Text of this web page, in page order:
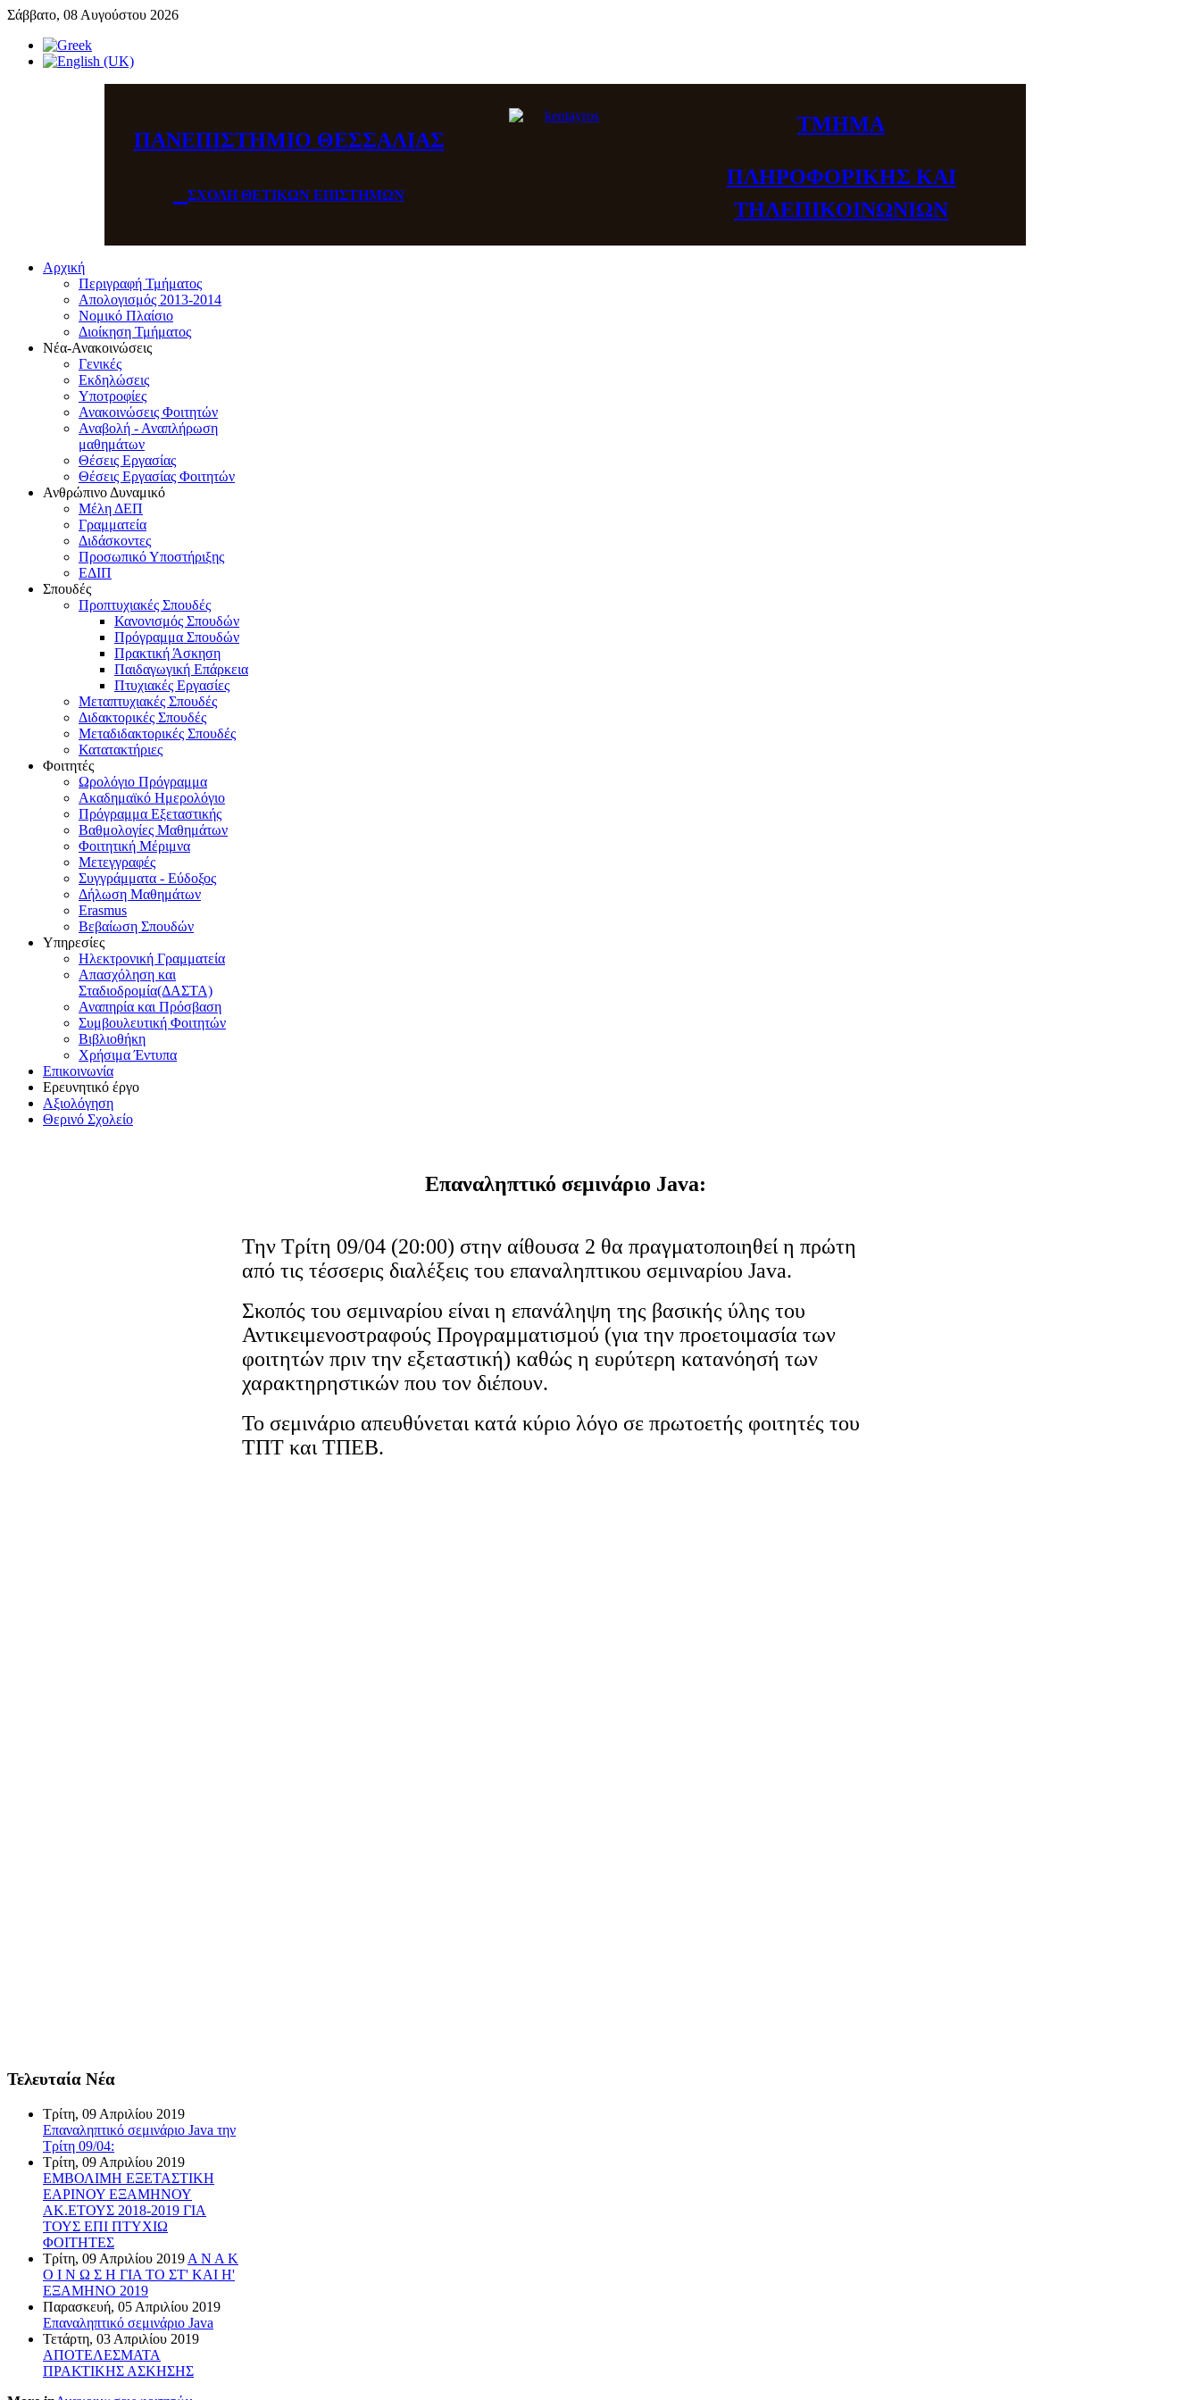
Σάββατο, 08 Αυγούστου 2026
ΠΑΝΕΠΙΣΤΗΜΙΟ ΘΕΣΣΑΛΙΑΣ
ΣΧΟΛΗ ΘΕΤΙΚΩΝ ΕΠΙΣΤΗΜΩΝ
ΤΜΗΜΑ
ΠΛΗΡΟΦΟΡΙΚΗΣ ΚΑΙ
ΤΗΛΕΠΙΚΟΙΝΩΝΙΩΝ
Αρχική
Περιγραφή Τμήματος
Απολογισμός 2013-2014
Νομικό Πλαίσιο
Διοίκηση Τμήματος
Νέα-Ανακοινώσεις
Γενικές
Εκδηλώσεις
Υποτροφίες
Ανακοινώσεις Φοιτητών
Αναβολή - Αναπλήρωση
μαθημάτων
Θέσεις Εργασίας
Θέσεις Εργασίας Φοιτητών
Ανθρώπινο Δυναμικό
Μέλη ΔΕΠ
Γραμματεία
Διδάσκοντες
Προσωπικό Υποστήριξης
ΕΔΙΠ
Σπουδές
Προπτυχιακές Σπουδές
Κανονισμός Σπουδών
Πρόγραμμα Σπουδών
Πρακτική Άσκηση
Παιδαγωγική Επάρκεια
Πτυχιακές Εργασίες
Μεταπτυχιακές Σπουδές
Διδακτορικές Σπουδές
Μεταδιδακτορικές Σπουδές
Κατατακτήριες
Φοιτητές
Ωρολόγιο Πρόγραμμα
Ακαδημαϊκό Ημερολόγιο
Πρόγραμμα Εξεταστικής
Βαθμολογίες Μαθημάτων
Φοιτητική Μέριμνα
Μετεγγραφές
Συγγράμματα - Εύδοξος
Δήλωση Μαθημάτων
Erasmus
Βεβαίωση Σπουδών
Υπηρεσίες
Ηλεκτρονική Γραμματεία
Απασχόληση και
Σταδιοδρομία(ΔΑΣΤΑ)
Αναπηρία και Πρόσβαση
Συμβουλευτική Φοιτητών
Βιβλιοθήκη
Χρήσιμα Έντυπα
Επικοινωνία
Ερευνητικό έργο
Αξιολόγηση
Θερινό Σχολείο
Επαναληπτικό σεμινάριο Java:
Την Τρίτη 09/04 (20:00) στην αίθουσα 2 θα πραγματοποιηθεί η πρώτη
από τις τέσσερις διαλέξεις του επαναληπτικου σεμιναρίου Java.
Σκοπός του σεμιναρίου είναι η επανάληψη της βασικής ύλης του
Αντικειμενοστραφούς Προγραμματισμού (για την προετοιμασία των
φοιτητών πριν την εξεταστική) καθώς η ευρύτερη κατανόησή των
χαρακτηρηστικών που τον διέπουν.
Το σεμινάριο απευθύνεται κατά κύριο λόγο σε πρωτοετής φοιτητές του
ΤΠΤ και ΤΠΕΒ.
Τελευταία Νέα
Τρίτη, 09 Απριλίου 2019
Επαναληπτικό σεμινάριο Java την
Τρίτη 09/04:
Τρίτη, 09 Απριλίου 2019
ΕΜΒΟΛΙΜΗ ΕΞΕΤΑΣΤΙΚΗ
ΕΑΡΙΝΟΥ ΕΞΑΜΗΝΟΥ
ΑΚ.ΕΤΟΥΣ 2018-2019 ΓΙΑ
ΤΟΥΣ ΕΠΙ ΠΤΥΧΙΩ
ΦΟΙΤΗΤΕΣ
Τρίτη, 09 Απριλίου 2019 Α Ν Α Κ
Ο Ι Ν Ω Σ Η ΓΙΑ ΤΟ ΣΤ' ΚΑΙ Η'
ΕΞΑΜΗΝΟ 2019
Παρασκευή, 05 Απριλίου 2019
Επαναληπτικό σεμινάριο Java
Τετάρτη, 03 Απριλίου 2019
ΑΠΟΤΕΛΕΣΜΑΤΑ
ΠΡΑΚΤΙΚΗΣ ΑΣΚΗΣΗΣ